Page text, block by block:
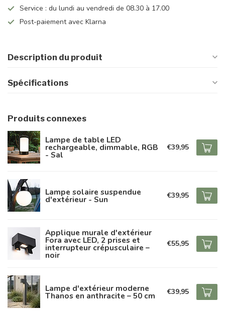
Service : du lundi au vendredi de 08.30 à 17.00
Post-paiement avec Klarna
Description du produit
Spécifications
Produits connexes
Lampe de table LED
rechargeable, dimmable, RGB
- Sal
€39,95
Lampe solaire suspendue
d'extérieur - Sun €39,95
Applique murale d'extérieur
Fora avec LED, 2 prises et
interrupteur crépusculaire –
noir
€55,95
Lampe d'extérieur moderne
Thanos en anthracite – 50 cm €39,95